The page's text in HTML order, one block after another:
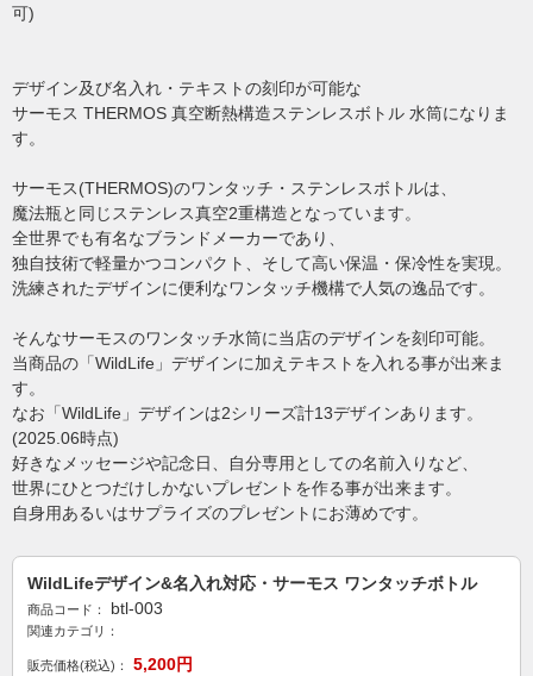
可)
デザイン及び名入れ・テキストの刻印が可能な
サーモス THERMOS 真空断熱構造ステンレスボトル 水筒になりま
す。
サーモス(THERMOS)のワンタッチ・ステンレスボトルは、
魔法瓶と同じステンレス真空2重構造となっています。
全世界でも有名なブランドメーカーであり、
独自技術で軽量かつコンパクト、そして高い保温・保冷性を実現。
洗練されたデザインに便利なワンタッチ機構で人気の逸品です。
そんなサーモスのワンタッチ水筒に当店のデザインを刻印可能。
当商品の「WildLife」デザインに加えテキストを入れる事が出来ま
す。
なお「WildLife」デザインは2シリーズ計13デザインあります。
(2025.06時点)
好きなメッセージや記念日、自分専用としての名前入りなど、
世界にひとつだけしかないプレゼントを作る事が出来ます。
自身用あるいはサプライズのプレゼントにお薄めです。
WildLifeデザイン&名入れ対応・サーモス ワンタッチボトル
商品コード： btl-003
関連カテゴリ：
販売価格(税込)： 5,200円